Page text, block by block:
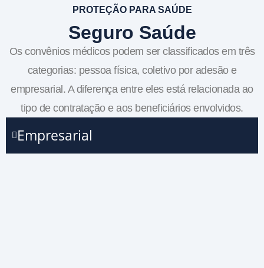
PROTEÇÃO PARA SAÚDE
Seguro Saúde
Os convênios médicos podem ser classificados em três
categorias: pessoa física, coletivo por adesão e
empresarial. A diferença entre eles está relacionada ao
tipo de contratação e aos beneficiários envolvidos.
Empresarial